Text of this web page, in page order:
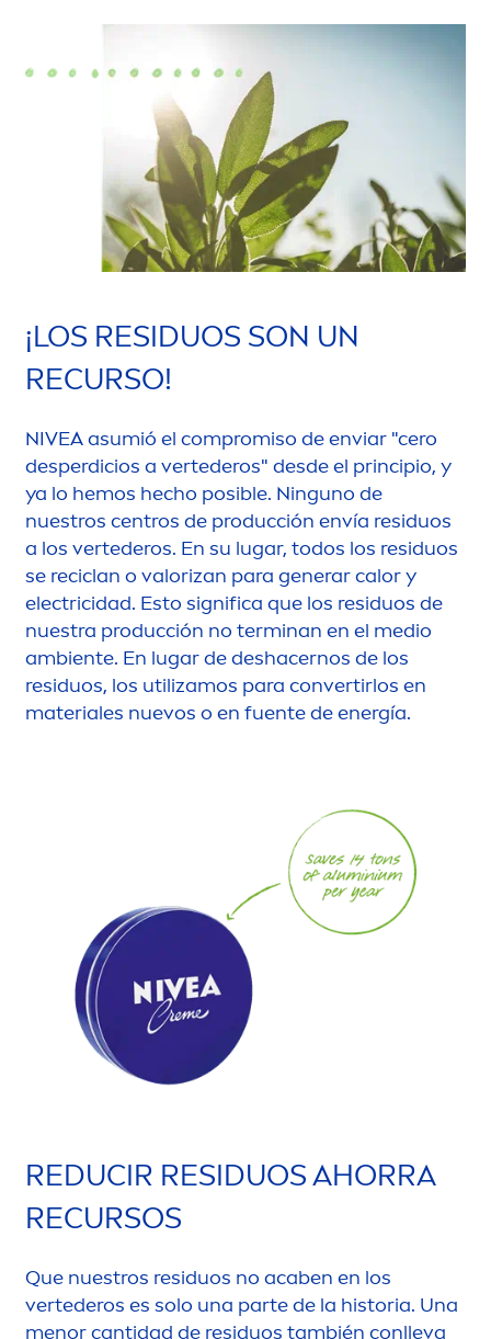
¡LOS RESIDUOS SON UN
RECURSO!
NIVEAasumió el compromiso de enviar "cero
desperdicios a vertederos" desde el principio, y
ya lo hemos hecho posible. Ninguno de
nuestros centros de producción envía residuos
a los vertederos. En su lugar, todos los residuos
se reciclan o valorizan para generar calor y
electricidad. Esto significa que los residuos de
nuestra producción no terminan en el medio
ambiente. En lugar de deshacernos de los
residuos, los utilizamos para convertirlos en
materiales nuevos o en fuente de energía.
REDUCIR RESIDUOS AHORRA
RECURSOS
Que nuestros residuos no acaben en los
vertederos es solo una parte de la historia. Una
menor cantidad de residuos también conlleva